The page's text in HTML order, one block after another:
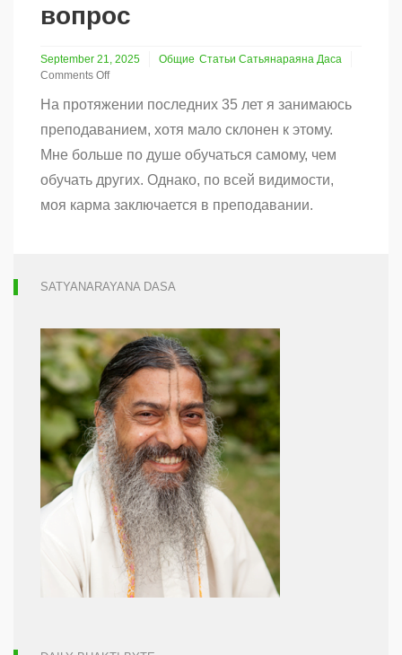
вопрос
September 21, 2025 Общие Статьи Сатьянараяна Даса
Comments Off
Ставить
вопрос
вопрос
На протяжении последних 35 лет я занимаюсь
преподаванием, хотя мало склонен к этому.
Мне больше по душе обучаться самому, чем
обучать других. Однако, по всей видимости,
моя карма заключается в преподавании.
SATYANARAYANA DASA